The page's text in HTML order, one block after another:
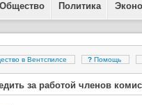
Общество Политика
в Вентспилсе ? Помощь
за работой членов